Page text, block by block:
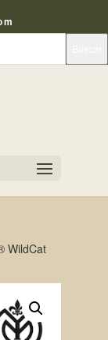
WildCat